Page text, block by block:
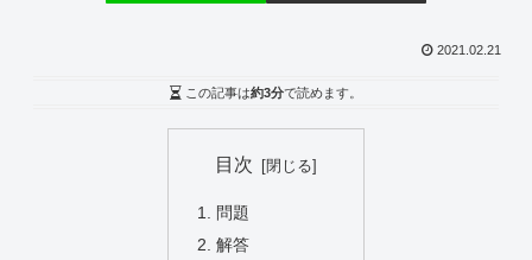
2021.02.21
この記事は約3分で読めます。
目次
問題
解答